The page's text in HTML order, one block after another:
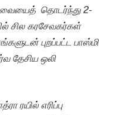
தொடர்ந்து 2-
சில கரசேவகர்கள்
புறப்பட்ட பாஸ்மி
தேசிய ஒலி
ரயில் எரிப்பு